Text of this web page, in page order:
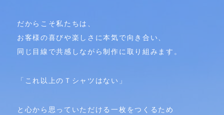
だからこそ私たちは、
お客様の喜びや楽しさに本気で向き合い、
同じ目線で共感しながら制作に取り組みます。
「これ以上のＴシャツはない」
と心から思っていただける一枚をつくるため